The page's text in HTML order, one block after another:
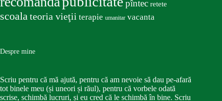
pîntec retete
scoalateoria vieţii terapie umanitar vacanta
Despre mine
Scriu pentru că mă ajută, pentru că am nevoie să dau pe-afară
tot binele meu (și uneori și răul), pentru că vorbele odată
scrise, schimbă lucruri, și eu cred că le schimbă în bine. Scriu